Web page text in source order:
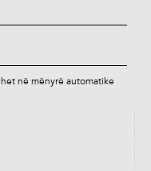
në mënyrë automatike